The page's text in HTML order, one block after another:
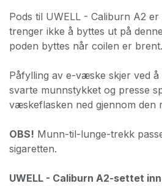
Pods til UWELL - Caliburn A2
trenger ikke å byttes ut på
poden byttes når coilen er brent.
Påfylling av e-væske skjer ved
svarte munnstykket og presse
væskeflasken ned gjennom den
OBS! Munn-til-lunge-trekk
sigaretten.
UWELL - Caliburn A2-settet